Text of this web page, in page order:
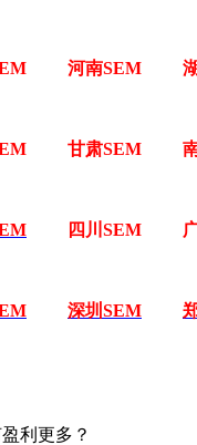
河南SEM
甘肃SEM
四川SEM
深圳SEM
利更多？